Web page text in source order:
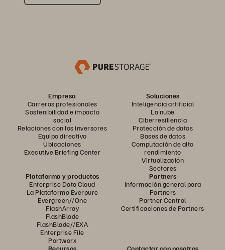
Empresa
Carreras profesionales
Sostenibilidad e impacto
social
Relaciones con los inversores
Equipo directivo
Ubicaciones
Executive Briefing Center
Soluciones
Inteligencia artificial
La nube
Ciberresiliencia
Protección de datos
Bases de datos
Computación de alto
rendimiento
Virtualización
Sectores
Plataforma y productos
Enterprise Data Cloud
La Plataforma Everpure
Evergreen//One
FlashArray
FlashBlade
FlashBlade//EXA
Enterprise File
Portworx
Partners
Información general para
Partners
Partner Central
Certificaciones de Partners
Recursos Contactar con nosotros